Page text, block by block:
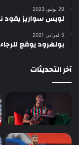
29 يوليو، 2023
لويس سواريز يقود
5 فبراير، 2021
بولهرود يوقع للرجاء
آخر التحديثات